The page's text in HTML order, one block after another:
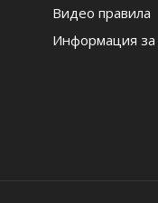
Видео правила
Информация за